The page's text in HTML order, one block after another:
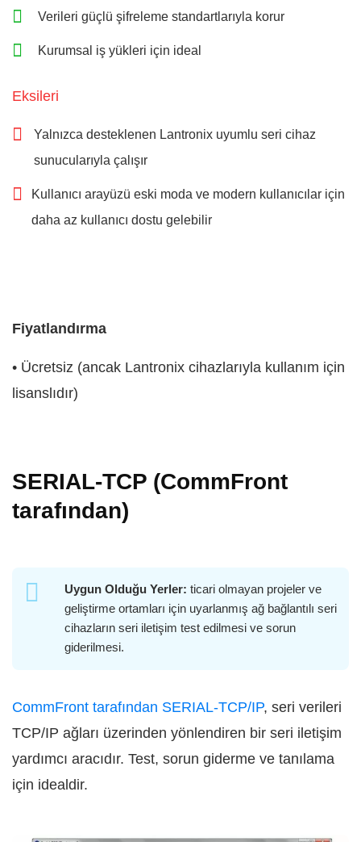
Verileri güçlü şifreleme standartlarıyla korur
Kurumsal iş yükleri için ideal
Eksileri
Yalnızca desteklenen Lantronix uyumlu seri cihaz
sunucularıyla çalışır
Kullanıcı arayüzü eski moda ve modern kullanıcılar için
daha az kullanıcı dostu gelebilir
Fiyatlandırma
• Ücretsiz (ancak Lantronix cihazlarıyla kullanım için
lisanslıdır)
SERIAL-TCP (CommFront
tarafından)
Uygun Olduğu Yerler: ticari olmayan projeler ve
geliştirme ortamları için uyarlanmış ağ bağlantılı seri
cihazların seri iletişim test edilmesi ve sorun
giderilmesi.
CommFront tarafından SERIAL-TCP/IP, seri verileri
TCP/IP ağları üzerinden yönlendiren bir seri iletişim
yardımcı aracıdır. Test, sorun giderme ve tanılama
için idealdir.